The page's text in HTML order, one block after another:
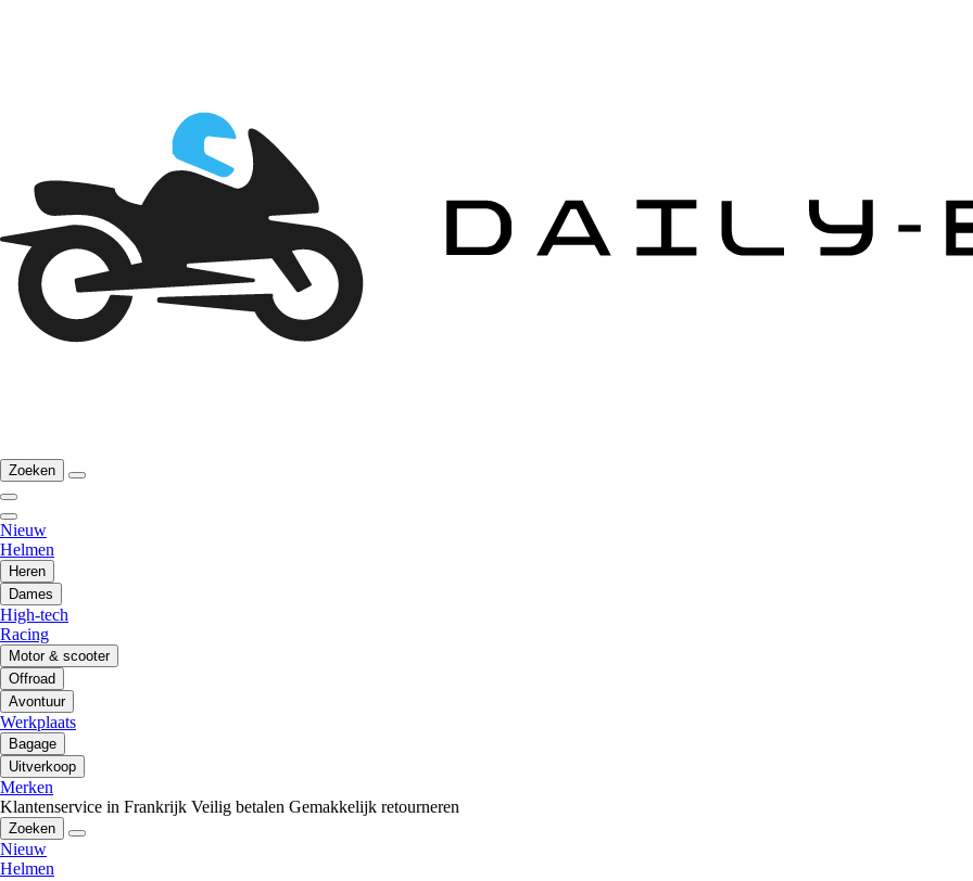
Zoeken
Nieuw
Helmen
Heren
Dames
High-tech
Racing
Motor & scooter
Offroad
Avontuur
Werkplaats
Bagage
Uitverkoop
Merken
Klantenservice in Frankrijk Veilig betalen Gemakkelijk retourneren
Zoeken
Nieuw
Helmen